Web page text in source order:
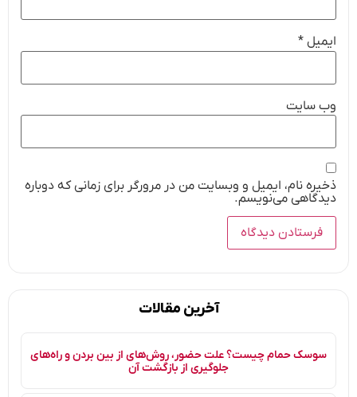
ایمیل *
وب‌ سایت
ذخیره نام، ایمیل و وبسایت من در مرورگر برای زمانی که دوباره
دیدگاهی می‌نویسم.
آخرین مقالات
سوسک حمام چیست؟ علت حضور، روش‌های از بین بردن و راه‌های
جلوگیری از بازگشت آن